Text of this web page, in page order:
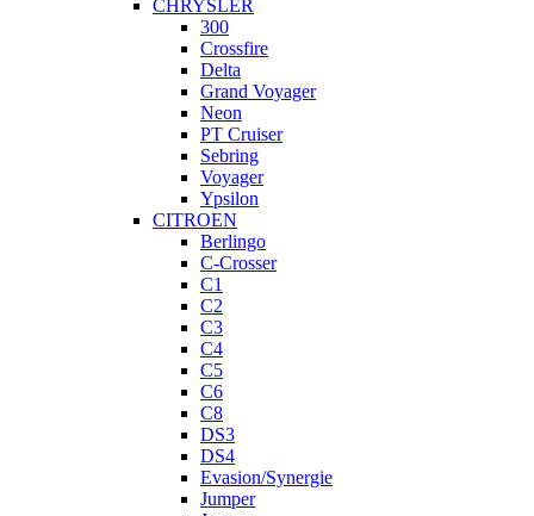
CHRYSLER
300
Crossfire
Delta
Grand Voyager
Neon
PT Cruiser
Sebring
Voyager
Ypsilon
CITROEN
Berlingo
C-Crosser
C1
C2
C3
C4
C5
C6
C8
DS3
DS4
Evasion/Synergie
Jumper